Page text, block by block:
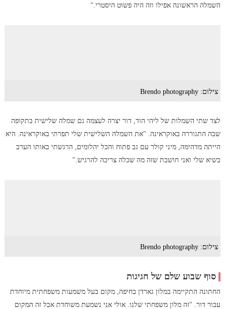
השמלה הראשונה אפילו וזה היה פשוט היסטרי."
צילום: Brendo photography
לצד שתי השמלות של ליהי הוד, דור יצרה לעצמה גם שמלה שלישית בתקופה
שבה התגוררה באוקראינה. "את השמלה השלישית שלי תפרתי באוקראינה. היא
הייתה מדהימה, מיני קולר עם גב פתוח והכל יהלומים, הרגשתי באותו הערב
בשיא שלי ואני חושבת שזה מה שכלה צריכה להרגיש."
צילום: Brendo photography
סוף שבוע שלם של חגיגות
החתונה התקיימה במלון גארדן בחיפה, מקום בעל משמעות משפחתית מיוחדת
עבור דור. "זה מלון משפחתי שלנו. אולי אני נשמעת משוחדת אבל זה המקום